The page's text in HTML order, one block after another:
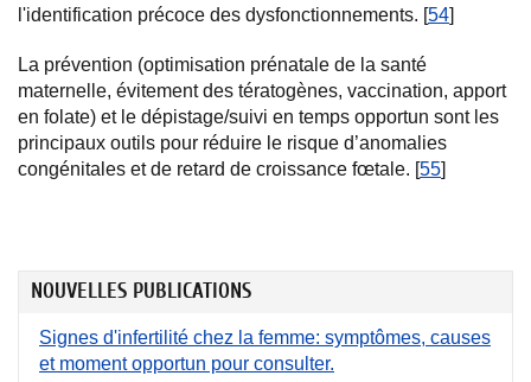
l'identification précoce des dysfonctionnements. [54]
La prévention (optimisation prénatale de la santé
maternelle, évitement des tératogènes, vaccination, apport
en folate) et le dépistage/suivi en temps opportun sont les
principaux outils pour réduire le risque d’anomalies
congénitales et de retard de croissance fœtale. [55]
NOUVELLES PUBLICATIONS
Signes d'infertilité chez la femme: symptômes, causes
et moment opportun pour consulter.